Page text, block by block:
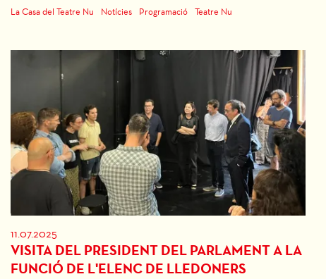
La Casa del Teatre Nu Notícies Programació Teatre Nu
11.07.2025
VISITA DEL PRESIDENT DEL PARLAMENT A LA
FUNCIÓ DE L'ELENC DE LLEDONERS